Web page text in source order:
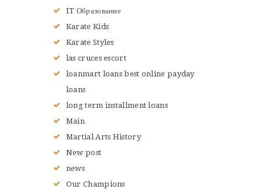
IT Образование
Karate Kids
Karate Styles
las cruces escort
loanmart loans best online payday
loans
long term installment loans
Main
Martial Arts History
New post
news
Our Champions